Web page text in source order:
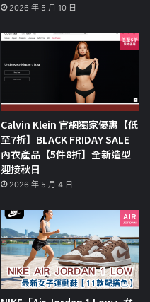
2026 年 5 月 10 日
Calvin Klein 官網獨家優惠【低
至7折】BLACK FRIDAY SALE
內衣產品【5件8折】全新造型
迎接秋日
2026 年 5 月 4 日